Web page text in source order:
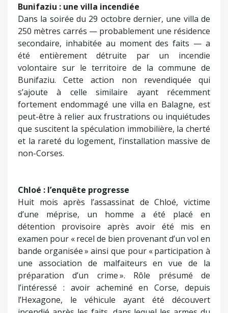
Bunifaziu : une villa incendiée
Dans la soirée du 29 octobre dernier, une villa de
250 mètres carrés — probablement une résidence
secondaire, inhabitée au moment des faits — a
été entièrement détruite par un incendie
volontaire sur le territoire de la commune de
Bunifaziu. Cette action non revendiquée qui
s’ajoute à celle similaire ayant récemment
fortement endommagé une villa en Balagne, est
peut-être à relier aux frustrations ou inquiétudes
que suscitent la spéculation immobilière, la cherté
et la rareté du logement, l’installation massive de
non-Corses.
Chloé : l’enquête progresse
Huit mois après l’assassinat de Chloé, victime
d’une méprise, un homme a été placé en
détention provisoire après avoir été mis en
examen pour « recel de bien provenant d’un vol en
bande organisée » ainsi que pour « participation à
une association de malfaiteurs en vue de la
préparation d’un crime ». Rôle présumé de
l’intéressé : avoir acheminé en Corse, depuis
l’Hexagone, le véhicule ayant été découvert